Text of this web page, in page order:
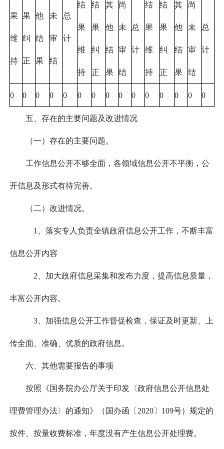
果
维
持
果
纠
正
他
结
果
未
审
结
总
计
结
果
维
持
结
果
纠
正
其
他
结
果
尚
未
审
结
总
计
结
果
维
持
结
果
纠
正
其
他
结
果
尚
未
审
结
总
计
0 0 0 0 0 0 0 0 0 0 0 0 0 0 0
五、存在的主要问题及改进情况
（一）存在的主要问题。
工作信息公开不够全面，各领域信息公开不平衡，公
开信息及形式有待完善。
（二）改进情况。
1、落实专人负责全镇政府信息公开工作，不断丰富
信息公开内容
2、加大政府信息采集和发布力度，提高信息质量，
丰富公开内容。
3、加强信息公开工作督促检查，保证及时更新、上
传全面、准确、优质的政府信息。
六、其他需要报告的事项
按照《国务院办公厅关于印发〈政府信息公开信息处
理费管理办法〉的通知》（国办函〔2020〕109号）规定的
按件、按量收费标准，年度没有产生信息公开处理费。